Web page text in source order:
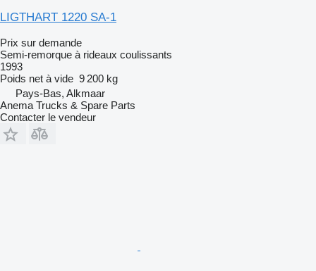
LIGTHART 1220 SA-1
Prix sur demande
Semi-remorque à rideaux coulissants
1993
Poids net à vide 9 200 kg
Pays-Bas, Alkmaar
Anema Trucks & Spare Parts
Contacter le vendeur